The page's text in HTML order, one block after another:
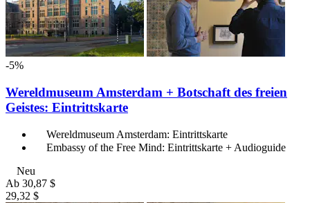
-5%
Wereldmuseum Amsterdam + Botschaft des freien
Geistes: Eintrittskarte
Wereldmuseum Amsterdam: Eintrittskarte
Embassy of the Free Mind: Eintrittskarte + Audioguide
Neu
Ab 30,87 $
29,32 $